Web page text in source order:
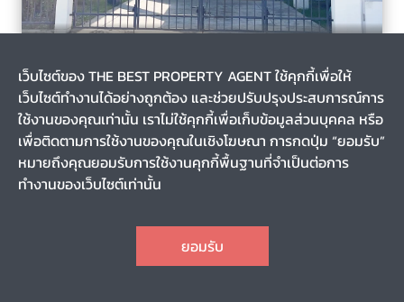
รหัส T-128191
ขายบ้านเดี่ยว หมู่บ้านศุภาลัย ไพรด์ วงแหวน-ลำลูกกา คลอง 6
ปทุมธานี
0-0-37.2
122.47
2
3
3,450,000
เว็บไซต์ของ THE BEST PROPERTY AGENT ใช้คุกกี้เพื่อให้
เว็บไซต์ทำงานได้อย่างถูกต้อง และช่วยปรับปรุงประสบการณ์การ
ใช้งานของคุณเท่านั้น เราไม่ใช้คุกกี้เพื่อเก็บข้อมูลส่วนบุคคล หรือ
เพื่อติดตามการใช้งานของคุณในเชิงโฆษณา การกดปุ่ม “ยอมรับ”
หมายถึงคุณยอมรับการใช้งานคุกกี้พื้นฐานที่จำเป็นต่อการ
ทำงานของเว็บไซต์เท่านั้น
ยอมรับ